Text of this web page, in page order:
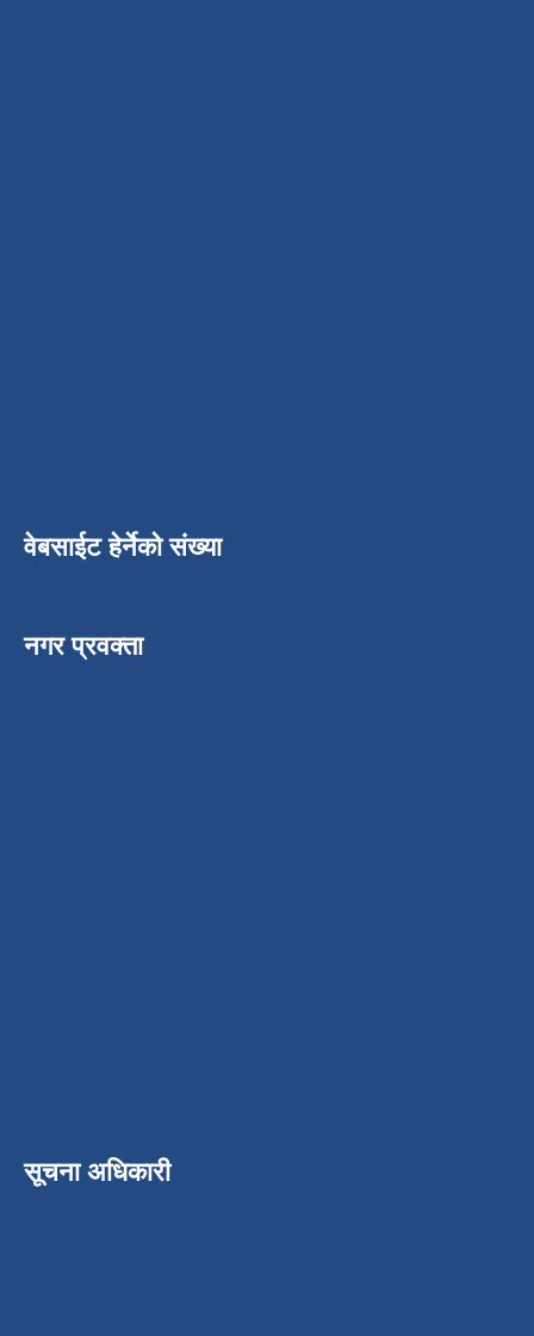
वेबसाईट हेर्नेको संख्या
नगर प्रवक्ता
सूचना अधिकारी